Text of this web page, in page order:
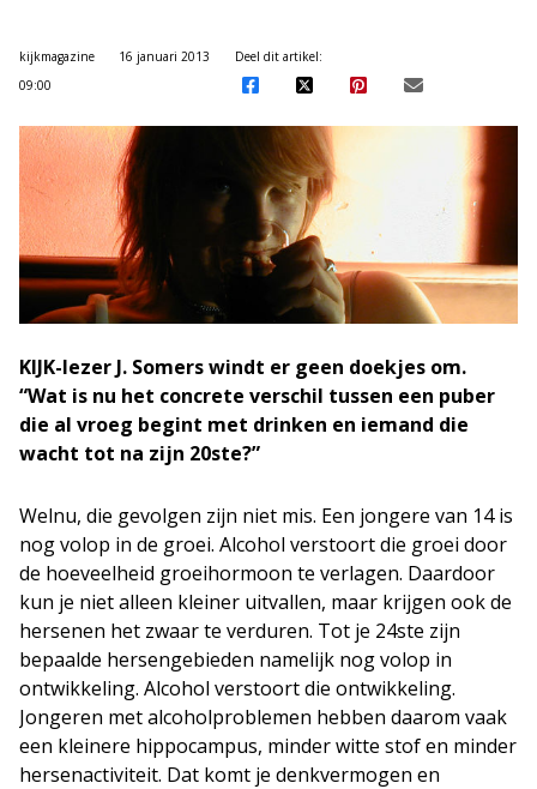
kijkmagazine
16 januari 2013
09:00
Deel dit artikel:
KIJK-lezer J. Somers windt er geen doekjes om.
“Wat is nu het concrete verschil tussen een puber
die al vroeg begint met drinken en iemand die
wacht tot na zijn 20ste?”
Welnu, die gevolgen zijn niet mis. Een jongere van 14 is
nog volop in de groei. Alcohol verstoort die groei door
de hoeveelheid groeihormoon te verlagen. Daardoor
kun je niet alleen kleiner uitvallen, maar krijgen ook de
hersenen het zwaar te verduren. Tot je 24ste zijn
bepaalde hersengebieden namelijk nog volop in
ontwikkeling. Alcohol verstoort die ontwikkeling.
Jongeren met alcoholproblemen hebben daarom vaak
een kleinere hippocampus, minder witte stof en minder
hersenactiviteit. Dat komt je denkvermogen en